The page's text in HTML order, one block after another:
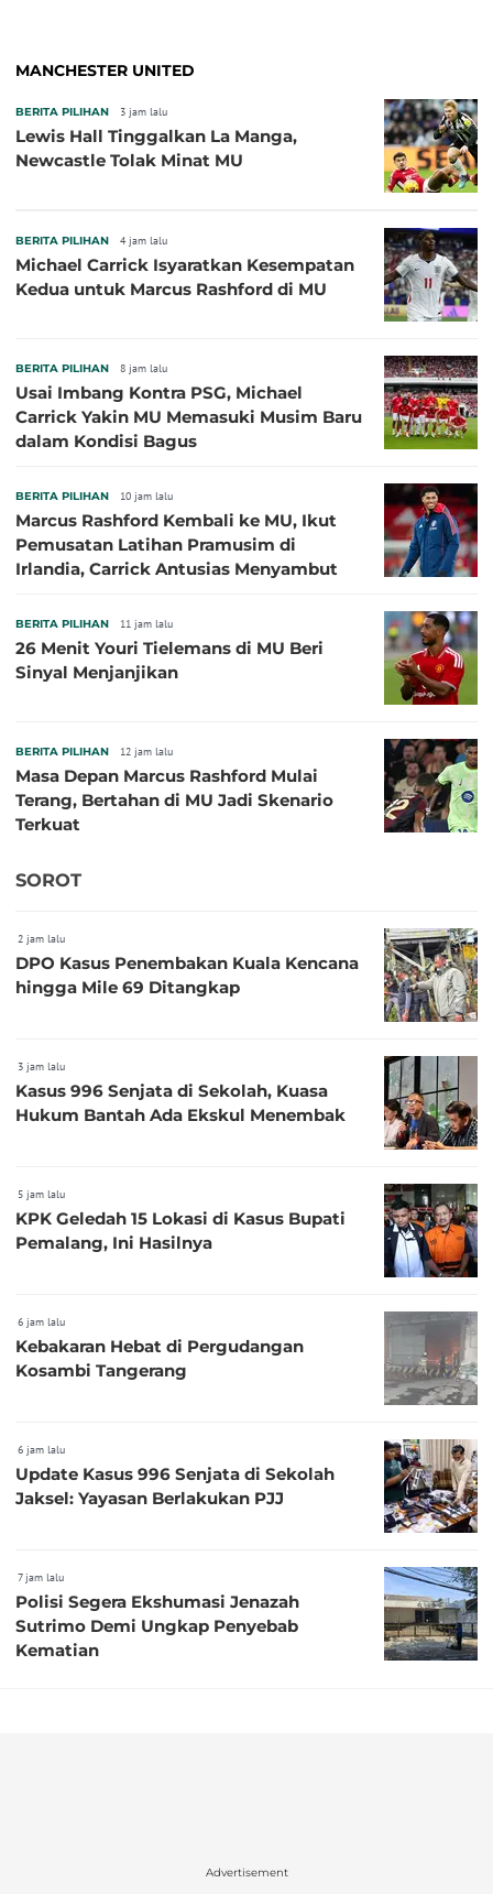
MANCHESTER UNITED
BERITA PILIHAN 3 jam lalu
Lewis Hall Tinggalkan La Manga,
Newcastle Tolak Minat MU
BERITA PILIHAN 4 jam lalu
Michael Carrick Isyaratkan Kesempatan
Kedua untuk Marcus Rashford di MU
BERITA PILIHAN 8 jam lalu
Usai Imbang Kontra PSG, Michael
Carrick Yakin MU Memasuki Musim Baru
dalam Kondisi Bagus
BERITA PILIHAN 10 jam lalu
Marcus Rashford Kembali ke MU, Ikut
Pemusatan Latihan Pramusim di
Irlandia, Carrick Antusias Menyambut
BERITA PILIHAN 11 jam lalu
26 Menit Youri Tielemans di MU Beri
Sinyal Menjanjikan
BERITA PILIHAN 12 jam lalu
Masa Depan Marcus Rashford Mulai
Terang, Bertahan di MU Jadi Skenario
Terkuat
SOROT
2 jam lalu
DPO Kasus Penembakan Kuala Kencana
hingga Mile 69 Ditangkap
3 jam lalu
Kasus 996 Senjata di Sekolah, Kuasa
Hukum Bantah Ada Ekskul Menembak
5 jam lalu
KPK Geledah 15 Lokasi di Kasus Bupati
Pemalang, Ini Hasilnya
6 jam lalu
Kebakaran Hebat di Pergudangan
Kosambi Tangerang
6 jam lalu
Update Kasus 996 Senjata di Sekolah
Jaksel: Yayasan Berlakukan PJJ
7 jam lalu
Polisi Segera Ekshumasi Jenazah
Sutrimo Demi Ungkap Penyebab
Kematian
Advertisement